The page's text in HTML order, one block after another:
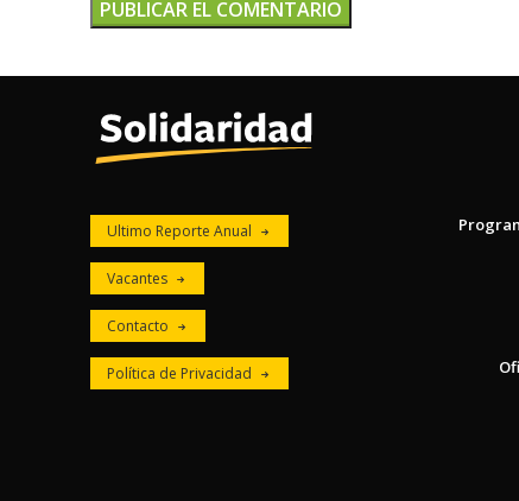
Ultimo Reporte Anual
Vacantes
Contacto
Política de Privacidad